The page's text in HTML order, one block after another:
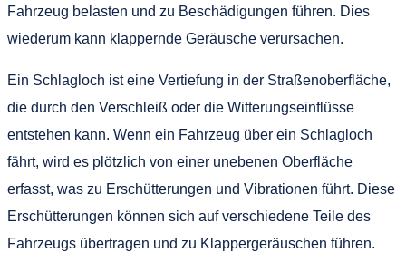
Fahrzeug belasten und zu Beschädigungen führen. Dies
wiederum kann klappernde Geräusche verursachen.
Ein Schlagloch ist eine Vertiefung in der Straßenoberfläche,
die durch den Verschleiß oder die Witterungseinflüsse
entstehen kann. Wenn ein Fahrzeug über ein Schlagloch
fährt, wird es plötzlich von einer unebenen Oberfläche
erfasst, was zu Erschütterungen und Vibrationen führt. Diese
Erschütterungen können sich auf verschiedene Teile des
Fahrzeugs übertragen und zu Klappergeräuschen führen.